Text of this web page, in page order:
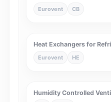
Eurovent CB
Heat Exchangers for
Eurovent HE
Humidity Controlled